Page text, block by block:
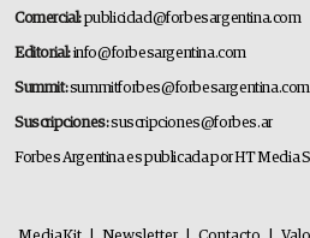
Comercial:publicidad@forbesargentina.com
Editorial:info@forbesargentina.com
Summit:summitforbes@forbesargentina.com
Suscripciones:suscripciones@forbes.ar
Forbes Argentina es publicada por HT Media